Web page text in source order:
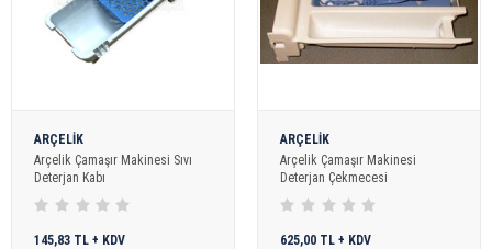
ARÇELİK
Arçelik Çamaşır Makinesi Sıvı
Deterjan Kabı
145,83 TL + KDV
ARÇELİK
Arçelik Çamaşır Makinesi
Deterjan Çekmecesi
625,00 TL + KDV